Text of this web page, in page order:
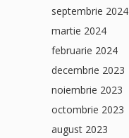
septembrie 2024
martie 2024
februarie 2024
decembrie 2023
noiembrie 2023
octombrie 2023
august 2023